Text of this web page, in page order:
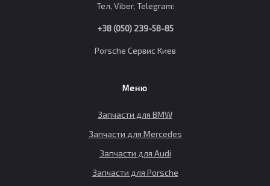
Тел, Viber, Telegram:
+38 (050) 239-58-85
Porsche Сервис Киев
Меню
Запчасти для BMW
Запчасти для Mercedes
Запчасти для Audi
Запчасти для Porsche